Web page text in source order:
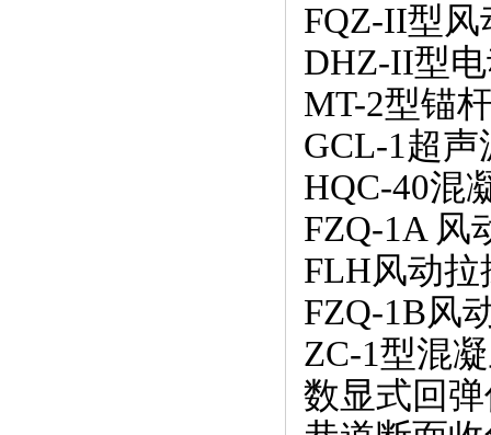
FQZ-II型
DHZ-II型
MT-2型锚
GCL-1超
HQC-40混
FZQ-1A 风
FLH风动
FZQ-1B风
ZC-1型混
数显式回